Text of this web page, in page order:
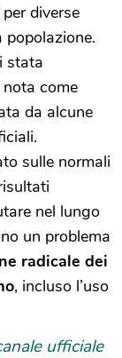
diverse
stata
come
da alcune
sulle normali
nel lungo
un problema
radicale dei
, incluso l’uso
ufficiale